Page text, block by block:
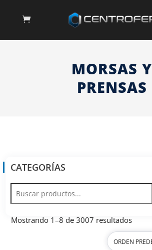
MORSAS Y
PRENSAS
CATEGORÍAS
Mostrando 1–8 de 3007 resultados